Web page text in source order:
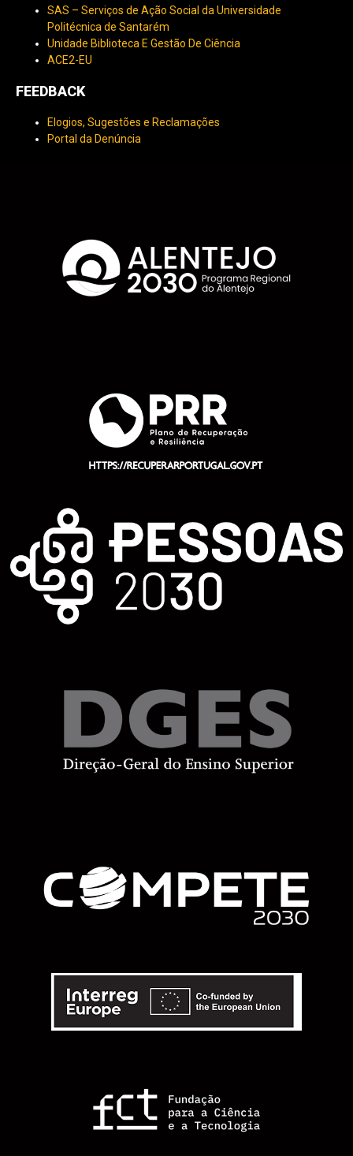
SAS – Serviços de Ação Social da Universidade
Politécnica de Santarém
Unidade Biblioteca E Gestão De Ciência
ACE2-EU
FEEDBACK
Elogios, Sugestões e Reclamações
Portal da Denúncia